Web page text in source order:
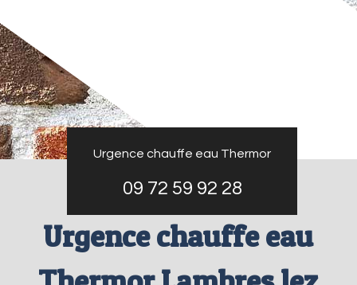
Urgence chauffe eau Thermor
09 72 59 92 28
Urgence chauffe eau